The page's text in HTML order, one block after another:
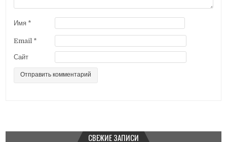
п
и
я
м
Имя *
Email *
Сайт
СВЕЖИЕ ЗАПИСИ